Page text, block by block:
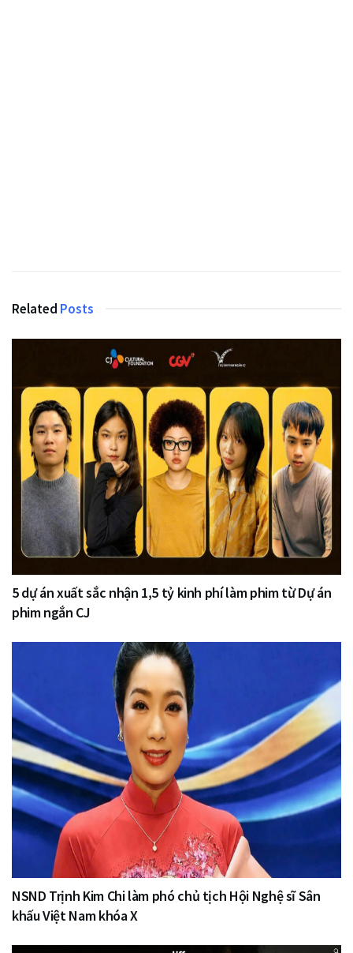
Related Posts
5 dự án xuất sắc nhận 1,5 tỷ kinh phí làm phim từ Dự án
phim ngắn CJ
NSND Trịnh Kim Chi làm phó chủ tịch Hội Nghệ sĩ Sân
khấu Việt Nam khóa X